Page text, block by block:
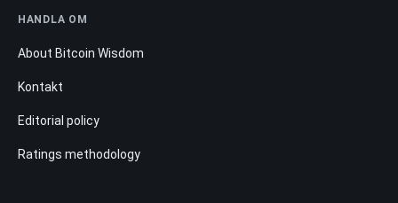
HANDLA OM
About Bitcoin Wisdom
Kontakt
Editorial policy
Ratings methodology